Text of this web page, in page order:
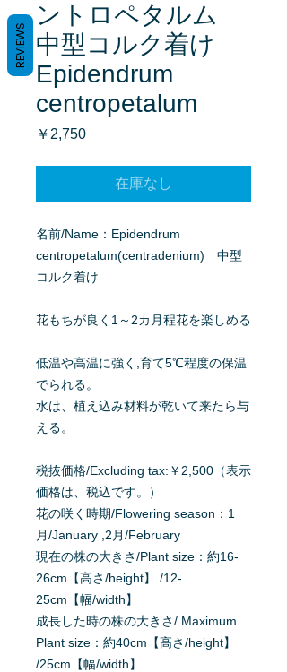
ントロペタルム
中型コルク着け
Epidendrum
centropetalum
￥2,750価
在庫なし
名前/Name：Epidendrum
centropetalum(centradenium) 中型
コルク着け
花もちが良く1～2カ月程花を楽しめる
低温や高温に強く,育て5℃程度の保温
でられる。
水は、植え込み材料が乾いて来たら与
える。
税抜価格/Excluding tax:￥2,500（表示
価格は、税込です。）
花の咲く時期/Flowering season：1
月/January ,2月/February
現在の株の大きさ/Plant size：約16-
26cm【高さ/height】 /12-
25cm【幅/width】
成長した時の株の大きさ/ Maximum
Plant size：約40cm【高さ/height】
/25cm【幅/width】
REVIEWS